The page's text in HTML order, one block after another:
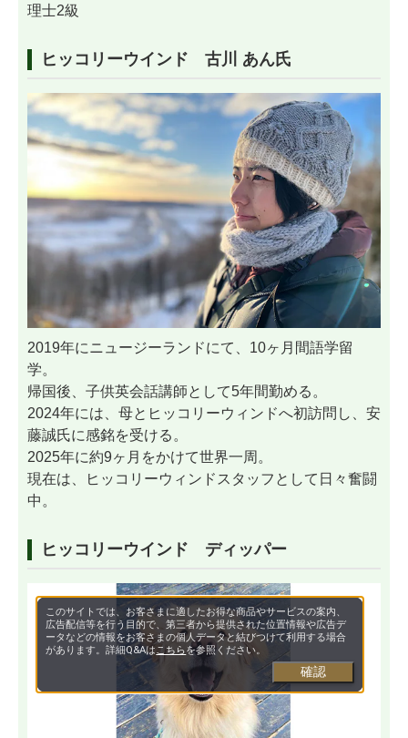
理士2級
ヒッコリーウインド 古川 あん氏
2019年にニュージーランドにて、10ヶ月間語学留
学。
帰国後、子供英会話講師として5年間勤める。
2024年には、母とヒッコリーウィンドへ初訪問し、安
藤誠氏に感銘を受ける。
2025年に約9ヶ月をかけて世界一周。
現在は、ヒッコリーウィンドスタッフとして日々奮闘
中。
ヒッコリーウインド ディッパー
このサイトでは、お客さまに適したお得な商品やサービスの案内、
広告配信等を行う目的で、第三者から提供された位置情報や広告デ
ータなどの情報をお客さまの個人データと結びつけて利用する場合
があります。詳細Q&Aはこちらを参照ください。
確認